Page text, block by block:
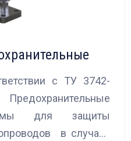
с ТУ 3742-
для защиты
в случаях